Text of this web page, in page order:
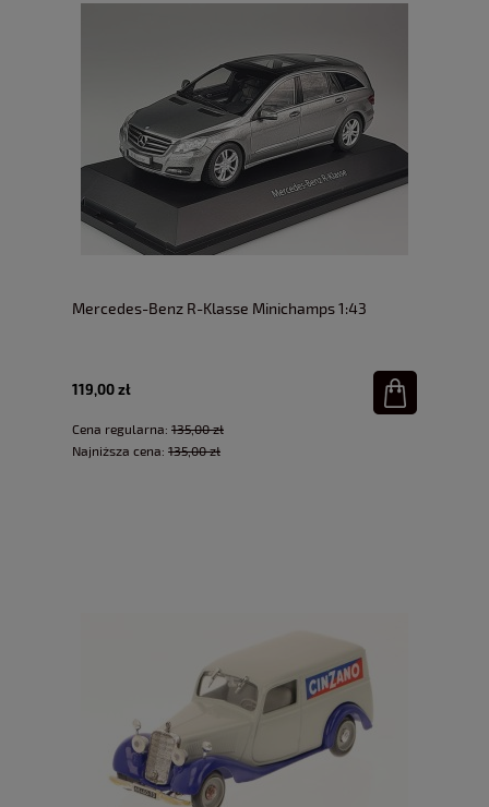
Mercedes-Benz R-Klasse Minichamps 1:43
119,00 zł
Cena regularna: 135,00 zł
Najniższa cena: 135,00 zł